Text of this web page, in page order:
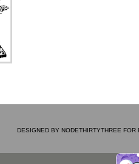
DESIGNED BY NODETHIRTYTHREE FOR